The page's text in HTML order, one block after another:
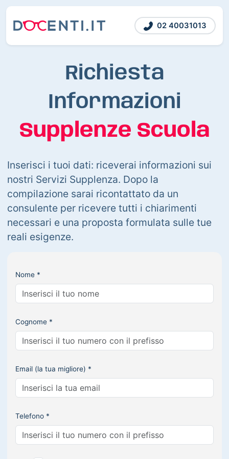
02 40031013
Richiesta
Informazioni
Supplenze Scuola
Inserisci i tuoi dati: riceverai informazioni sui
nostri Servizi Supplenza. Dopo la
compilazione sarai ricontattato da un
consulente per ricevere tutti i chiarimenti
necessari e una proposta formulata sulle tue
reali esigenze.
Nome *
Cognome *
Email (la tua migliore) *
Telefono *